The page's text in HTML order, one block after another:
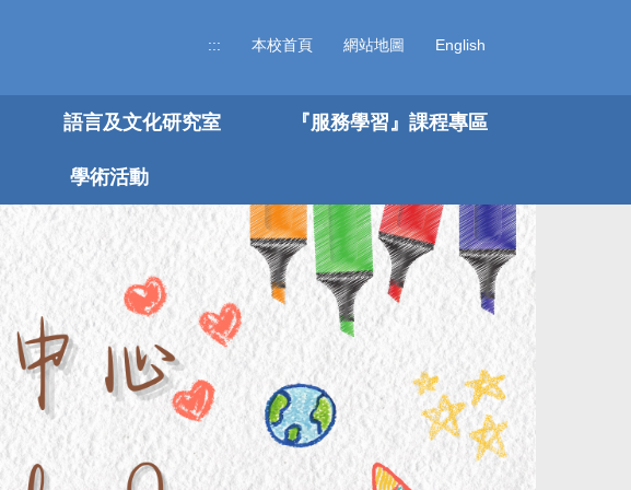
::: 本校首頁 網站地圖 English
語言及文化研究室 『服務學習』課程專區
學術活動